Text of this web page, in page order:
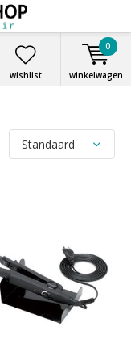
wishlist winkelwagen
0